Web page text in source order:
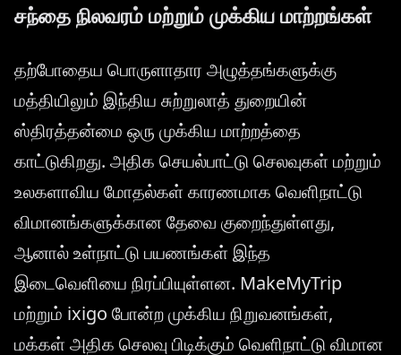
சந்தை நிலவரம் மற்றும் முக்கிய மாற்றங்கள்
தற்போதைய பொருளாதார அழுத்தங்களுக்கு
மத்தியிலும் இந்திய சுற்றுலாத் துறையின்
ஸ்திரத்தன்மை ஒரு முக்கிய மாற்றத்தை
காட்டுகிறது. அதிக செயல்பாட்டு செலவுகள் மற்றும்
உலகளாவிய மோதல்கள் காரணமாக வெளிநாட்டு
விமானங்களுக்கான தேவை குறைந்துள்ளது,
ஆனால் உள்நாட்டு பயணங்கள் இந்த
இடைவெளியை நிரப்பியுள்ளன. MakeMyTrip
மற்றும் ixigo போன்ற முக்கிய நிறுவனங்கள்,
மக்கள் அதிக செலவு பிடிக்கும் வெளிநாட்டு விமான